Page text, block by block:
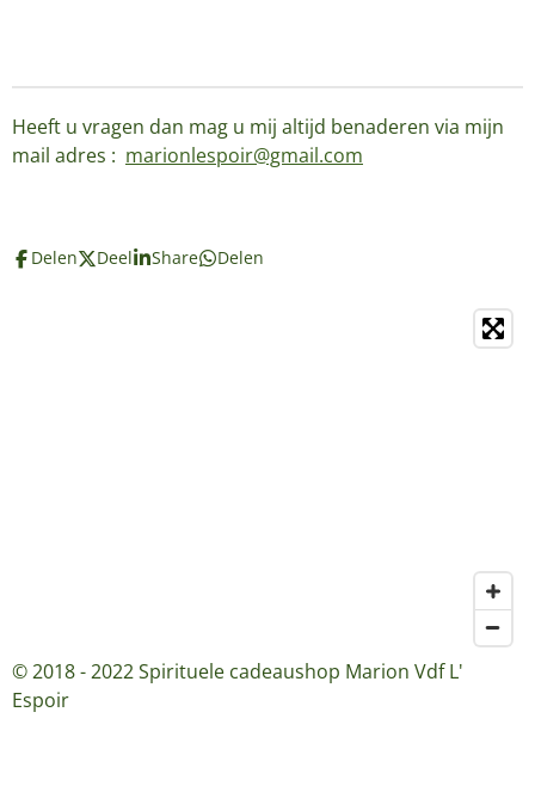
Heeft u vragen dan mag u mij altijd benaderen via mijn
mail adres : marionlespoir@gmail.com
Delen Deel Share Delen
© 2018 - 2022 Spirituele cadeaushop Marion Vdf L'
Espoir